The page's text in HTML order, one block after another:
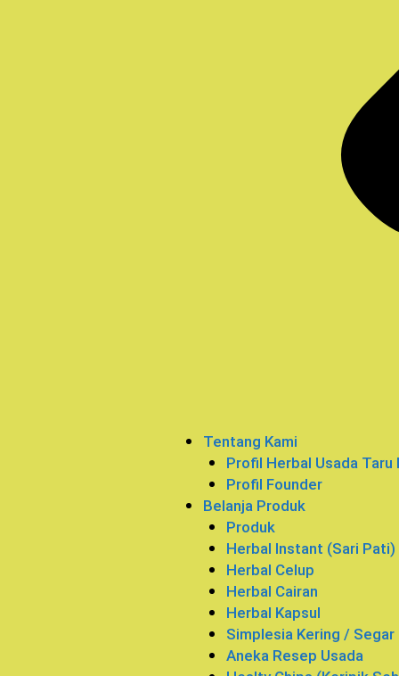
Tentang Kami
Profil Herbal Usada Taru
Profil Founder
Belanja Produk
Produk
Herbal Instant (Sari Pati)
Herbal Celup
Herbal Cairan
Herbal Kapsul
Simplesia Kering / Segar
Aneka Resep Usada